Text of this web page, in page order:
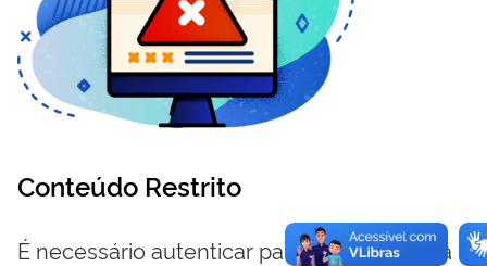
Conteúdo Restrito
É necessário autenticar para visualizar essa